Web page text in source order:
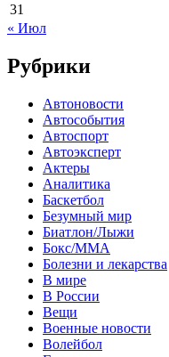
31
« Июл
Рубрики
Автоновости
Автособытия
Автоспорт
Автоэксперт
Актеры
Аналитика
Баскетбол
Безумный мир
Биатлон/Лыжи
Бокс/MMA
Болезни и лекарства
В мире
В России
Вещи
Военные новости
Волейбол